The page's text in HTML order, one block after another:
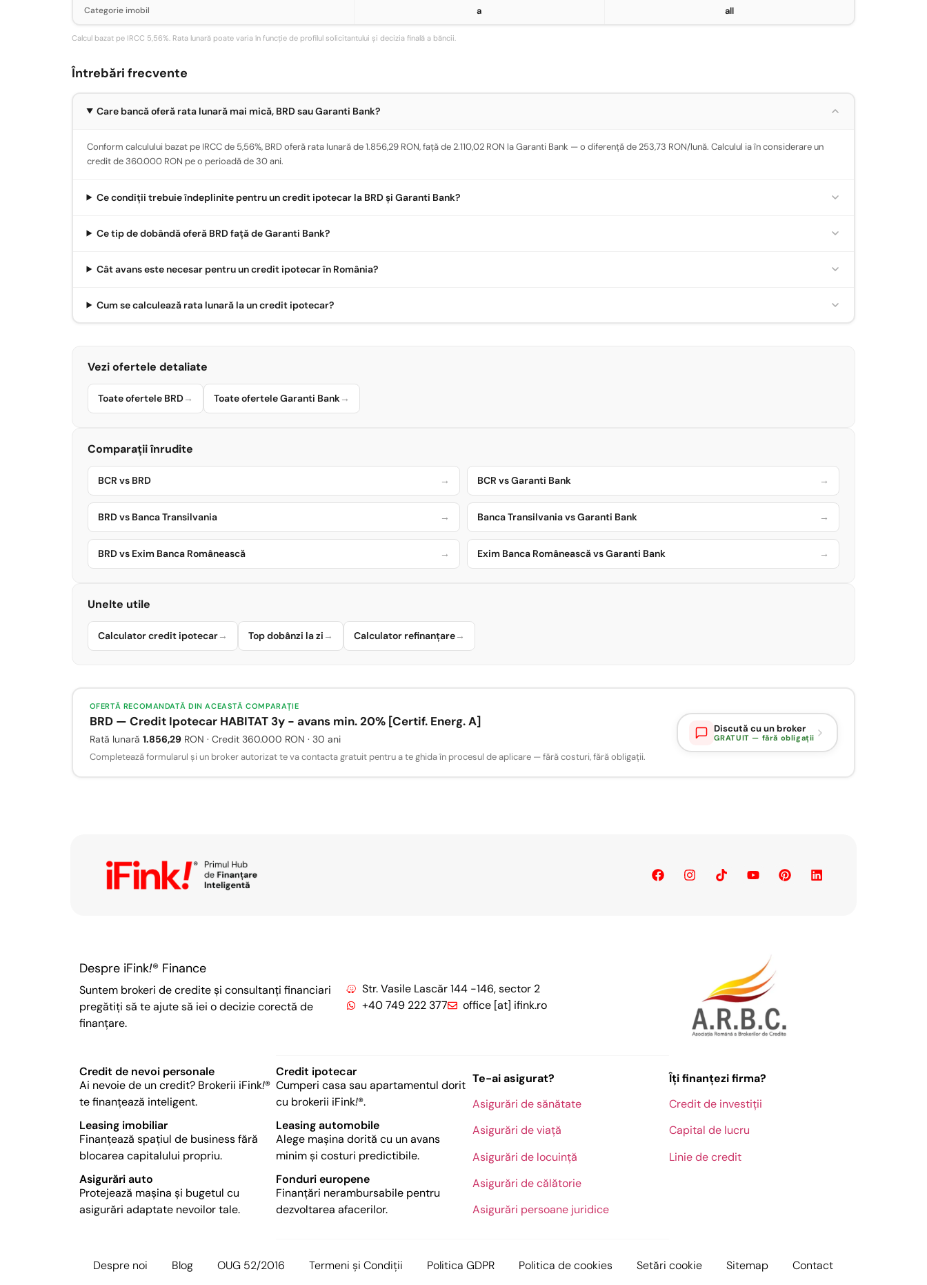
Categorie imobil a all
Calcul bazat pe IRCC 5,56%. Rata lunară poate varia în funcție de profilul solicitantului și decizia finală a băncii.
Întrebări frecvente
Care bancă oferă rata lunară mai mică, BRD sau Garanti Bank?
Conform calculului bazat pe IRCC de 5,56%, BRD oferă rata lunară de 1.856,29 RON, față de 2.110,02 RON la Garanti Bank — o diferență de 253,73 RON/lună. Calculul ia în considerare un
credit de 360.000 RON pe o perioadă de 30 ani.
Ce condiții trebuie îndeplinite pentru un credit ipotecar la BRD și Garanti Bank?
Ce tip de dobândă oferă BRD față de Garanti Bank?
Cât avans este necesar pentru un credit ipotecar în România?
Cum se calculează rata lunară la un credit ipotecar?
Vezi ofertele detaliate
Toate ofertele BRD→ Toate ofertele Garanti Bank→
Comparații înrudite
BCR vs BRD → BCR vs Garanti Bank →
BRD vs Banca Transilvania → Banca Transilvania vs Garanti Bank →
BRD vs Exim Banca Românească → Exim Banca Românească vs Garanti Bank →
Unelte utile
Calculator credit ipotecar→ Top dobânzi la zi → Calculator refinanțare→
OFERTĂ RECOMANDATĂ DIN ACEASTĂ COMPARAȚIE
BRD — Credit Ipotecar HABITAT 3y - avans min. 20% [Certif. Energ. A]
Rată lunară 1.856,29RON · Credit 360.000 RON · 30 ani
Completează formularul și un broker autorizat te va contacta gratuit pentru a te ghida în procesul de aplicare — fără costuri, fără obligații.
Discută cu un broker
GRATUIT — fără obligații
Despre iFink!® Finance
Suntem brokeri de credite și consultanți financiari
pregătiți să te ajute să iei o decizie corectă de
finanțare.
Str. Vasile Lascăr 144 -146, sector 2
+40 749 222 377
office [at] ifink.ro
Credit de nevoi personale
Ai nevoie de un credit? Brokerii iFink!®
te finanțează inteligent.
Credit ipotecar​
Cumperi casa sau apartamentul dorit
cu brokerii iFink!®.
​Leasing imobiliar
Finanțează spațiul de business fără
blocarea capitalului propriu.
​Leasing automobile
Alege mașina dorită cu un avans
minim și costuri predictibile.
Asigurări auto
Protejează mașina și bugetul cu
asigurări adaptate nevoilor tale.
Fonduri europene
Finanțări nerambursabile pentru
dezvoltarea afacerilor.
Te-ai asigurat?
Asigurări de sănătate
Asigurări de viață
Asigurări de locuință
Asigurări de călătorie
Asigurări persoane juridice
Îți finanțezi firma?
Credit de investiții
Capital de lucru
Linie de credit
Despre noi Blog OUG 52/2016 Termeni și Condiții Politica GDPR Politica de cookies Setări cookie Sitemap Contact